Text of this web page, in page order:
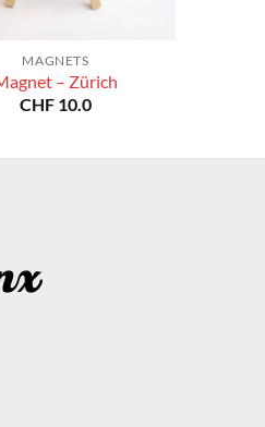
MAGNETS
– Zürich
CHF 10.0